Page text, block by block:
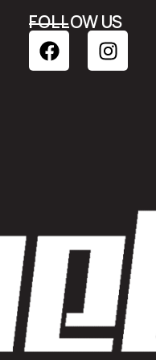
FOLLOW US